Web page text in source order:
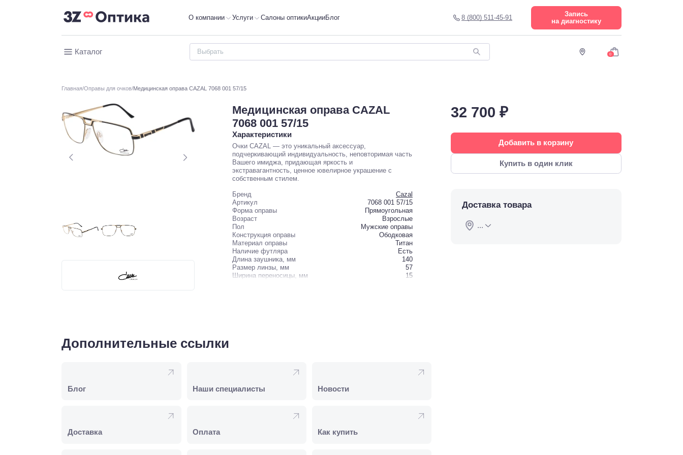
О компании Услуги Салоны оптикиАкцииБлог 8 (800) 511-45-91
Запись
на диагностику
Каталог 0
Главная Оправы для очков Медицинская оправа CAZAL 7068 001 57/15
Медицинская оправа CAZAL
7068 001 57/15
Характеристики
Очки CAZAL — это уникальный аксессуар,
подчеркивающий индивидуальность, неповторимая часть
Вашего имиджа, придающая яркость и
экстравагантность, ценное ювелирное украшение с
собственным стилем.
Бренд
Cazal
Артикул
7068 001 57/15
Форма оправы
Прямоугольная
Возраст
Взрослые
Пол
Мужские оправы
Конструкция оправы
Ободковая
Материал оправы
Титан
Наличие футляра
Есть
Длина заушника, мм
140
Размер линзы, мм
57
Ширина переносицы, мм
15
32 700 ₽
Добавить в корзину
Купить в один клик
Доставка товара
...
Дополнительные ссылки
Блог Наши специалисты Новости
Доставка Оплата Как купить